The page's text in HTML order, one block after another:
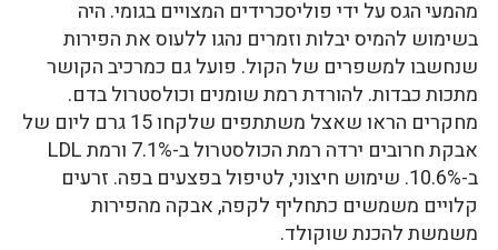
מהמעי הגס על ידי פוליסכרידים המצויים בגומי. היה
בשימוש להמיס יבלות וזמרים נהגו ללעוס את הפירות
שנחשבו למשפרים של הקול. פועל גם כמרכיב הקושר
מתכות כבדות. להורדת רמת שומנים וכולסטרול בדם.
מחקרים הראו שאצל משתתפים שלקחו 15 גרם ליום של
אבקת חרובים ירדה רמת הכולסטרול ב-7.1% ורמת LDL
ב-10.6%. שימוש חיצוני, לטיפול בפצעים בפה. זרעים
קלויים משמשים כתחליף לקפה, אבקה מהפירות
משמשת להכנת שוקולד.